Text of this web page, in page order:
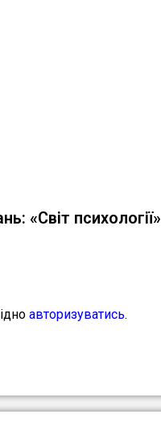
«Світ психології»
авторизуватись.